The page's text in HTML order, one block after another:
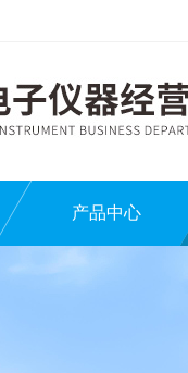
产品中心